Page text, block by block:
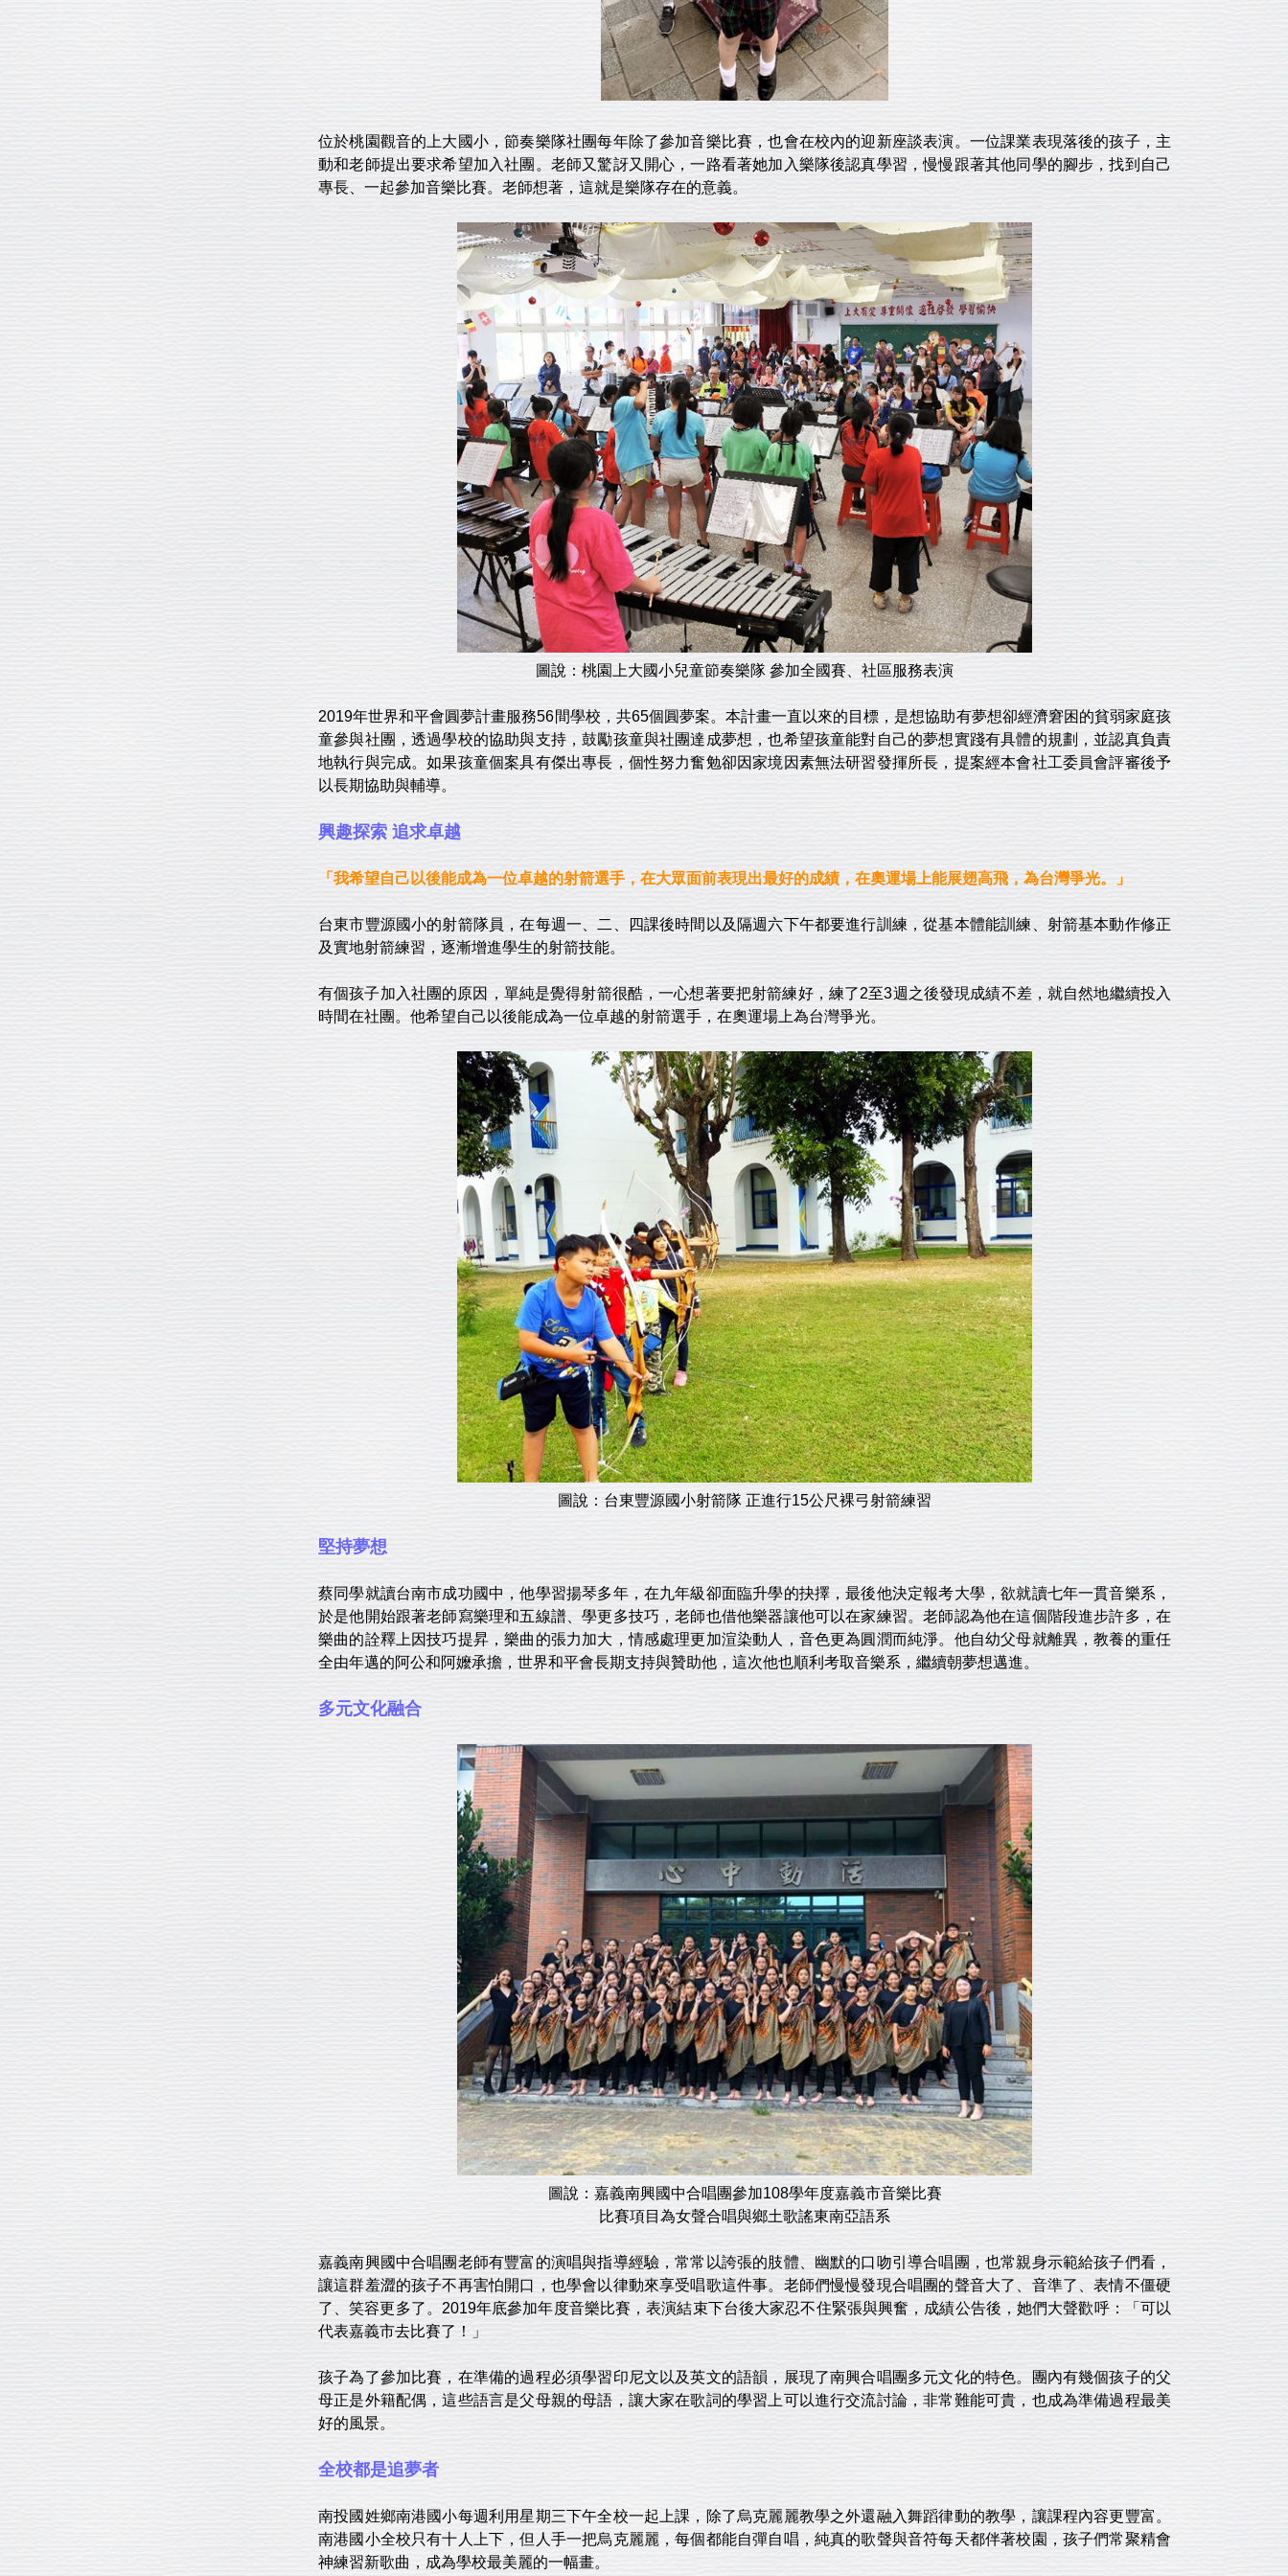
位於桃園觀音的上大國小，節奏樂隊社團每年除了參加音樂比賽，也會在校內的迎新座談表演。一位課業表現落後的孩子，主
動和老師提出要求希望加入社團。老師又驚訝又開心，一路看著她加入樂隊後認真學習，慢慢跟著其他同學的腳步，找到自己
專長、一起參加音樂比賽。老師想著，這就是樂隊存在的意義。
圖說：桃園上大國小兒童節奏樂隊 參加全國賽、社區服務表演
2019年世界和平會圓夢計畫服務56間學校，共65個圓夢案。本計畫一直以來的目標，是想協助有夢想卻經濟窘困的貧弱家庭孩
童參與社團，透過學校的協助與支持，鼓勵孩童與社團達成夢想，也希望孩童能對自己的夢想實踐有具體的規劃，並認真負責
地執行與完成。如果孩童個案具有傑出專長，個性努力奮勉卻因家境因素無法研習發揮所長，提案經本會社工委員會評審後予
以長期協助與輔導。
興趣探索 追求卓越
「我希望自己以後能成為一位卓越的射箭選手，在大眾面前表現出最好的成績，在奧運場上能展翅高飛，為台灣爭光。」
台東市豐源國小的射箭隊員，在每週一、二、四課後時間以及隔週六下午都要進行訓練，從基本體能訓練、射箭基本動作修正
及實地射箭練習，逐漸增進學生的射箭技能。
有個孩子加入社團的原因，單純是覺得射箭很酷，一心想著要把射箭練好，練了2至3週之後發現成績不差，就自然地繼續投入
時間在社團。他希望自己以後能成為一位卓越的射箭選手，在奧運場上為台灣爭光。
圖說：台東豐源國小射箭隊 正進行15公尺裸弓射箭練習
堅持夢想
蔡同學就讀台南市成功國中，他學習揚琴多年，在九年級卻面臨升學的抉擇，最後他決定報考大學，欲就讀七年一貫音樂系，
於是他開始跟著老師寫樂理和五線譜、學更多技巧，老師也借他樂器讓他可以在家練習。老師認為他在這個階段進步許多，在
樂曲的詮釋上因技巧提昇，樂曲的張力加大，情感處理更加渲染動人，音色更為圓潤而純淨。他自幼父母就離異，教養的重任
全由年邁的阿公和阿嬤承擔，世界和平會長期支持與贊助他，這次他也順利考取音樂系，繼續朝夢想邁進。
多元文化融合
圖說：嘉義南興國中合唱團參加108學年度嘉義市音樂比賽
比賽項目為女聲合唱與鄉土歌謠東南亞語系
嘉義南興國中合唱團老師有豐富的演唱與指導經驗，常常以誇張的肢體、幽默的口吻引導合唱團，也常親身示範給孩子們看，
讓這群羞澀的孩子不再害怕開口，也學會以律動來享受唱歌這件事。老師們慢慢發現合唱團的聲音大了、音準了、表情不僵硬
了、笑容更多了。2019年底參加年度音樂比賽，表演結束下台後大家忍不住緊張與興奮，成績公告後，她們大聲歡呼：「可以
代表嘉義市去比賽了！」
孩子為了參加比賽，在準備的過程必須學習印尼文以及英文的語韻，展現了南興合唱團多元文化的特色。團內有幾個孩子的父
母正是外籍配偶，這些語言是父母親的母語，讓大家在歌詞的學習上可以進行交流討論，非常難能可貴，也成為準備過程最美
好的風景。
全校都是追夢者
南投國姓鄉南港國小每週利用星期三下午全校一起上課，除了烏克麗麗教學之外還融入舞蹈律動的教學，讓課程內容更豐富。
南港國小全校只有十人上下，但人手一把烏克麗麗，每個都能自彈自唱，純真的歌聲與音符每天都伴著校園，孩子們常聚精會
神練習新歌曲，成為學校最美麗的一幅畫。